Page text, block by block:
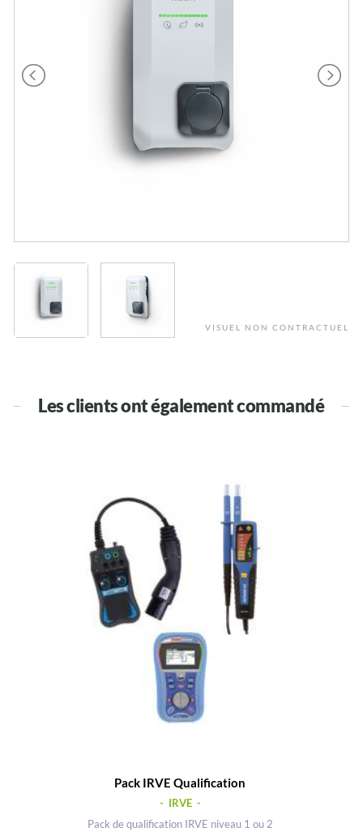
VISUEL NON CONTRACTUEL
Les clients ont également commandé
Pack IRVE Qualification
- IRVE -
Pack de qualification IRVE niveau 1 ou 2